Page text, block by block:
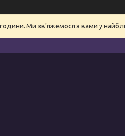
години. Ми зв'яжемося з вами у